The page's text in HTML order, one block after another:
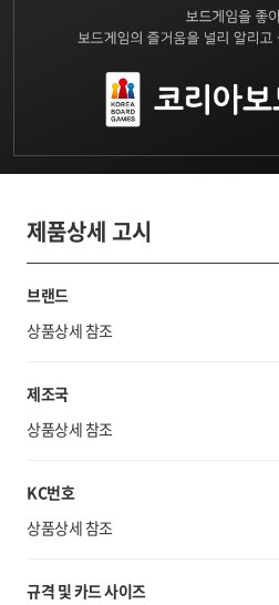
제품상세 고시
브랜드
상품상세 참조
제조국
상품상세 참조
KC번호
상품상세 참조
규격 및 카드 사이즈